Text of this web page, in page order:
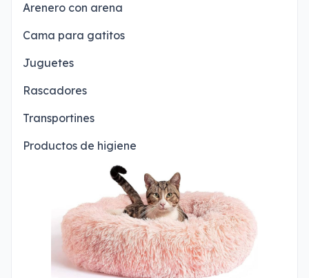
Arenero con arena
Cama para gatitos
Juguetes
Rascadores
Transportines
Productos de higiene